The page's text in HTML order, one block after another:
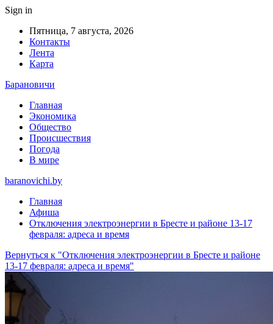
Sign in
Пятница, 7 августа, 2026
Контакты
Лента
Карта
Барановичи
Главная
Экономика
Общество
Происшествия
Погода
В мире
baranovichi.by
Главная
Афиша
Отключения электроэнергии в Бресте и районе 13-17
февраля: адреса и время
Вернуться к "Отключения электроэнергии в Бресте и районе
13-17 февраля: адреса и время"